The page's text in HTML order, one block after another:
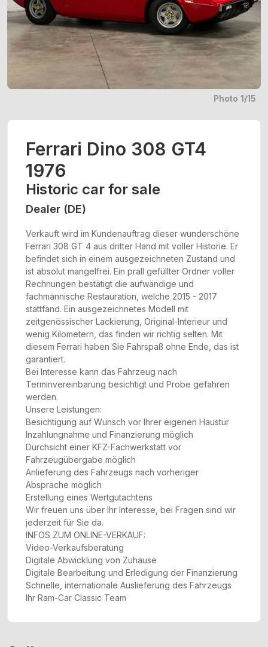
Photo 1/15
Ferrari Dino 308 GT4
1976
Historic car for sale
Dealer (DE)
Verkauft wird im Kundenauftrag dieser wunderschöne
Ferrari 308 GT 4 aus dritter Hand mit voller Historie. Er
befindet sich in einem ausgezeichneten Zustand und
ist absolut mangelfrei. Ein prall gefüllter Ordner voller
Rechnungen bestätigt die aufwändige und
fachmännische Restauration, welche 2015 - 2017
stattfand. Ein ausgezeichnetes Modell mit
zeitgenössischer Lackierung, Original-Interieur und
wenig Kilometern, das finden wir richtig selten. Mit
diesem Ferrari haben Sie Fahrspaß ohne Ende, das ist
garantiert.
Bei Interesse kann das Fahrzeug nach
Terminvereinbarung besichtigt und Probe gefahren
werden.
Unsere Leistungen:
Besichtigung auf Wunsch vor Ihrer eigenen Haustür
Inzahlungnahme und Finanzierung möglich
Durchsicht einer KFZ-Fachwerkstatt vor
Fahrzeugübergabe möglich
Anlieferung des Fahrzeugs nach vorheriger
Absprache möglich
Erstellung eines Wertgutachtens
Wir freuen uns über Ihr Interesse, bei Fragen sind wir
jederzeit für Sie da.
INFOS ZUM ONLINE-VERKAUF:
Video-Verkaufsberatung
Digitale Abwicklung von Zuhause
Digitale Bearbeitung und Erledigung der Finanzierung
Schnelle, internationale Auslieferung des Fahrzeugs
Ihr Ram-Car Classic Team